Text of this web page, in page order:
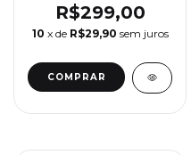
Alhambra 100ml
R$299,00
10 x de R$29,90 sem juros